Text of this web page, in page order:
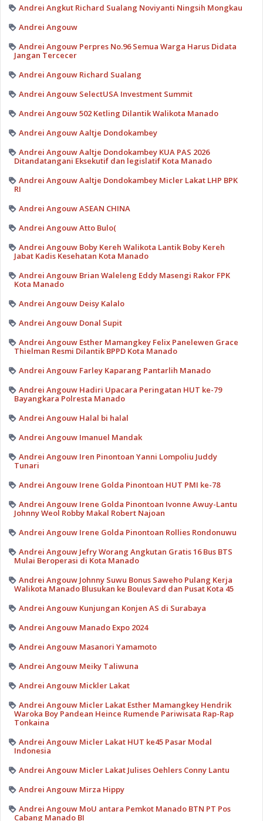
Andrei Angkut Richard Sualang Noviyanti Ningsih Mongkau
Andrei Angouw
Andrei Angouw Perpres No.96 Semua Warga Harus Didata
Jangan Tercecer
Andrei Angouw Richard Sualang
Andrei Angouw SelectUSA Investment Summit
Andrei Angouw 502 Ketling Dilantik Walikota Manado
Andrei Angouw Aaltje Dondokambey
Andrei Angouw Aaltje Dondokambey KUA PAS 2026
Ditandatangani Eksekutif dan legislatif Kota Manado
Andrei Angouw Aaltje Dondokambey Micler Lakat LHP BPK
RI
Andrei Angouw ASEAN CHINA
Andrei Angouw Atto Bulo(
Andrei Angouw Boby Kereh Walikota Lantik Boby Kereh
Jabat Kadis Kesehatan Kota Manado
Andrei Angouw Brian Waleleng Eddy Masengi Rakor FPK
Kota Manado
Andrei Angouw Deisy Kalalo
Andrei Angouw Donal Supit
Andrei Angouw Esther Mamangkey Felix Panelewen Grace
Thielman Resmi Dilantik BPPD Kota Manado
Andrei Angouw Farley Kaparang Pantarlih Manado
Andrei Angouw Hadiri Upacara Peringatan HUT ke-79
Bayangkara Polresta Manado
Andrei Angouw Halal bi halal
Andrei Angouw Imanuel Mandak
Andrei Angouw Iren Pinontoan Yanni Lompoliu Juddy
Tunari
Andrei Angouw Irene Golda Pinontoan HUT PMI ke-78
Andrei Angouw Irene Golda Pinontoan Ivonne Awuy-Lantu
Johnny Weol Robby Makal Robert Najoan
Andrei Angouw Irene Golda Pinontoan Rollies Rondonuwu
Andrei Angouw Jefry Worang Angkutan Gratis 16 Bus BTS
Mulai Beroperasi di Kota Manado
Andrei Angouw Johnny Suwu Bonus Saweho Pulang Kerja
Walikota Manado Blusukan ke Boulevard dan Pusat Kota 45
Andrei Angouw Kunjungan Konjen AS di Surabaya
Andrei Angouw Manado Expo 2024
Andrei Angouw Masanori Yamamoto
Andrei Angouw Meiky Taliwuna
Andrei Angouw Mickler Lakat
Andrei Angouw Micler Lakat Esther Mamangkey Hendrik
Waroka Boy Pandean Heince Rumende Pariwisata Rap-Rap
Tonkaina
Andrei Angouw Micler Lakat HUT ke45 Pasar Modal
Indonesia
Andrei Angouw Micler Lakat Julises Oehlers Conny Lantu
Andrei Angouw Mirza Hippy
Andrei Angouw MoU antara Pemkot Manado BTN PT Pos
Cabang Manado BI